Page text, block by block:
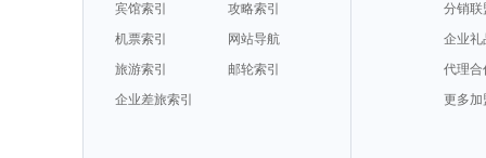
宾馆索引
攻略索引
机票索引
网站导航
旅游索引
邮轮索引
企业差旅索引
分销联
企业礼
代理合
更多加